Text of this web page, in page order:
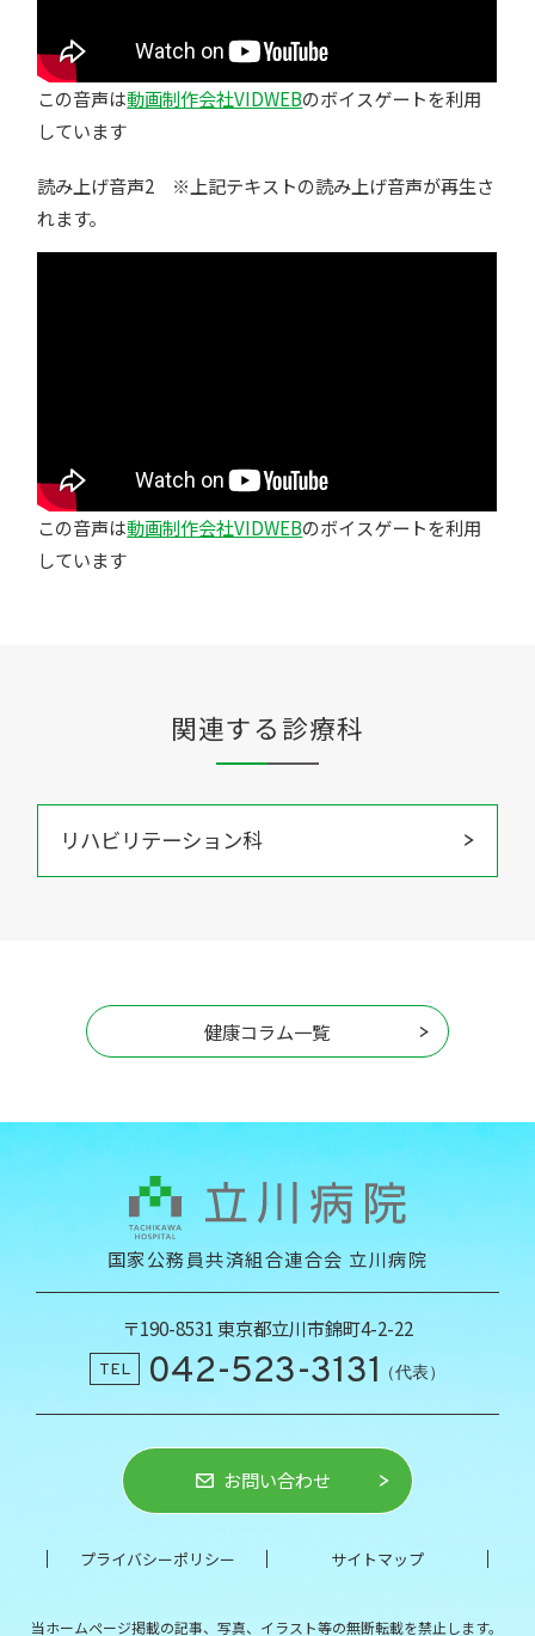
この音声は動画制作会社VIDWEBのボイスゲートを利用
しています
読み上げ音声2 ※上記テキストの読み上げ音声が再生さ
れます。
この音声は動画制作会社VIDWEBのボイスゲートを利用
しています
関連する診療科
リハビリテーション科
健康コラム一覧
国家公務員共済組合連合会 立川病院
〒190-8531 東京都立川市錦町4-2-22
TEL 042-523-3131 （代表）
お問い合わせ
プライバシーポリシー サイトマップ
当ホームページ掲載の記事、写真、イラスト等の無断転載を禁止します。